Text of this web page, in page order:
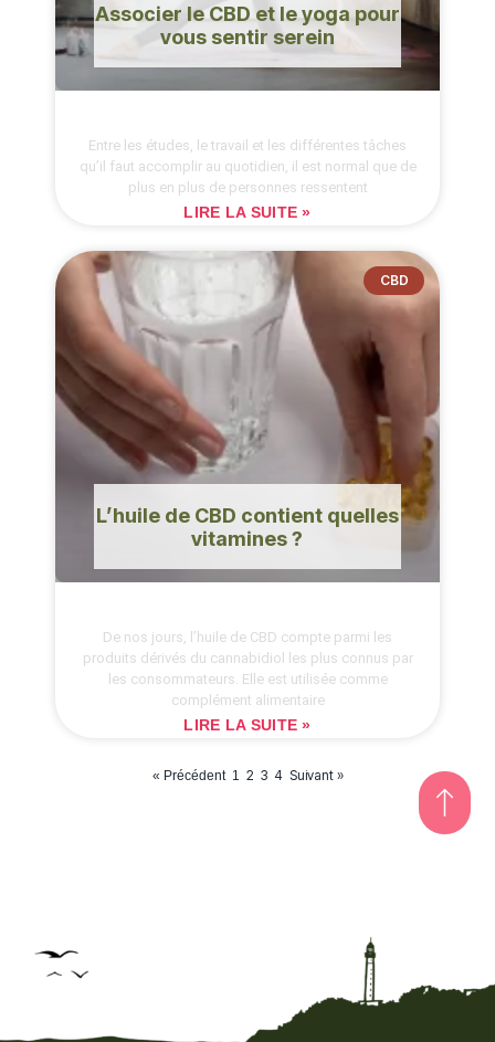
Associer le CBD et le yoga pour
vous sentir serein
Entre les études, le travail et les différentes tâches
qu’il faut accomplir au quotidien, il est normal que de
plus en plus de personnes ressentent
LIRE LA SUITE »
CBD
L’huile de CBD contient quelles
vitamines ?
De nos jours, l’huile de CBD compte parmi les
produits dérivés du cannabidiol les plus connus par
les consommateurs. Elle est utilisée comme
complément alimentaire
LIRE LA SUITE »
« Précédent 1 2 3 4 Suivant »